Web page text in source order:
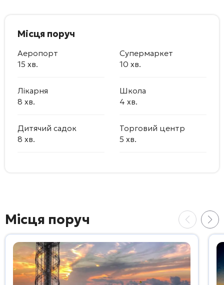
Місця поруч
Аеропорт
15 хв.
Супермаркет
10 хв.
Лікарня
8 хв.
Школа
4 хв.
Дитячий садок
8 хв.
Торговий центр
5 хв.
Місця поруч